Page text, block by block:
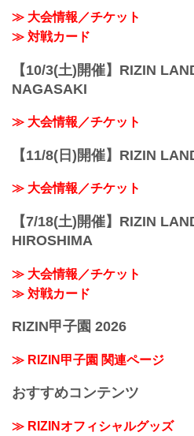
≫ 大会情報／チケット
≫ 対戦カード
【10/3(土)開催】RIZIN
NAGASAKI
≫ 大会情報／チケット
【11/8(日)開催】RIZIN
≫ 大会情報／チケット
【7/18(土)開催】RIZIN
HIROSHIMA
≫ 大会情報／チケット
≫ 対戦カード
RIZIN甲子園 2026
≫ RIZIN甲子園 関連ページ
おすすめコンテンツ
≫ RIZINオフィシャルグッズ